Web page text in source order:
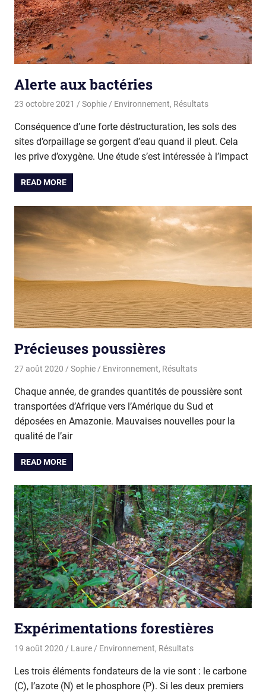
Alerte aux bactéries
23 octobre 2021 Sophie Environnement, Résultats
Conséquence d’une forte déstructuration, les sols des
sites d’orpaillage se gorgent d’eau quand il pleut. Cela
les prive d’oxygène. Une étude s’est intéressée à l’impact
READ MORE
Précieuses poussières
27 août 2020 Sophie Environnement, Résultats
Chaque année, de grandes quantités de poussière sont
transportées d’Afrique vers l’Amérique du Sud et
déposées en Amazonie. Mauvaises nouvelles pour la
qualité de l’air
READ MORE
Expérimentations forestières
19 août 2020 Laure Environnement, Résultats
Les trois éléments fondateurs de la vie sont : le carbone
(C), l’azote (N) et le phosphore (P). Si les deux premiers